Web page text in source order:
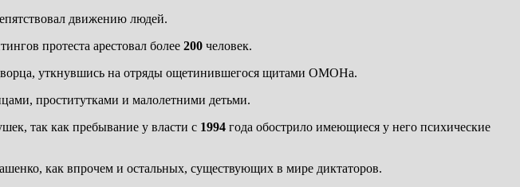
движению людей.
протеста арестовал более 200 человек.
уткнувшись на отряды ощетинившегося щитами ОМОНа.
проститутками и малолетними детьми.
так как пребывание у власти с 1994 года обострило имеющиеся у него психические
как впрочем и остальных, существующих в мире диктаторов.